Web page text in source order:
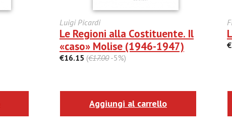
Luigi Picardi
Le Regioni alla Costituente. Il
«caso» Molise (1946-1947)
€16.15 (€17.00-5%)
Aggiungi al carrello